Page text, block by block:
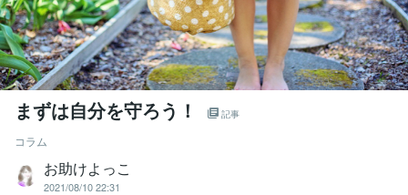
まずは自分を守ろう！ 記事
コラム
お助けよっこ
2021/08/10 22:31